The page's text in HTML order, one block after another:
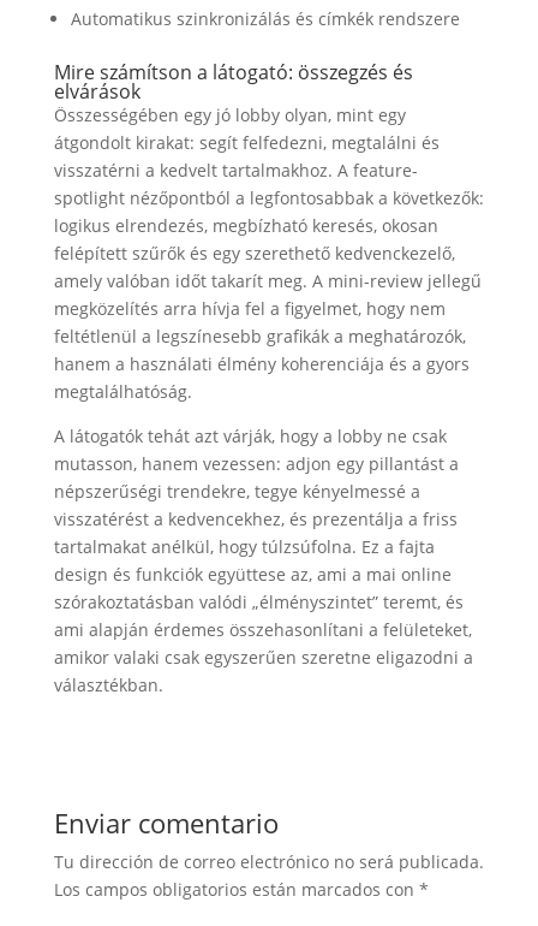
Automatikus szinkronizálás és címkék rendszere
Mire számítson a látogató: összegzés és
elvárások
Összességében egy jó lobby olyan, mint egy
átgondolt kirakat: segít felfedezni, megtalálni és
visszatérni a kedvelt tartalmakhoz. A feature-
spotlight nézőpontból a legfontosabbak a következők:
logikus elrendezés, megbízható keresés, okosan
felépített szűrők és egy szerethető kedvenckezelő,
amely valóban időt takarít meg. A mini-review jellegű
megközelítés arra hívja fel a figyelmet, hogy nem
feltétlenül a legszínesebb grafikák a meghatározók,
hanem a használati élmény koherenciája és a gyors
megtalálhatóság.
A látogatók tehát azt várják, hogy a lobby ne csak
mutasson, hanem vezessen: adjon egy pillantást a
népszerűségi trendekre, tegye kényelmessé a
visszatérést a kedvencekhez, és prezentálja a friss
tartalmakat anélkül, hogy túlzsúfolna. Ez a fajta
design és funkciók együttese az, ami a mai online
szórakoztatásban valódi „élményszintet” teremt, és
ami alapján érdemes összehasonlítani a felületeket,
amikor valaki csak egyszerűen szeretne eligazodni a
választékban.
Enviar comentario
Tu dirección de correo electrónico no será publicada.
Los campos obligatorios están marcados con *